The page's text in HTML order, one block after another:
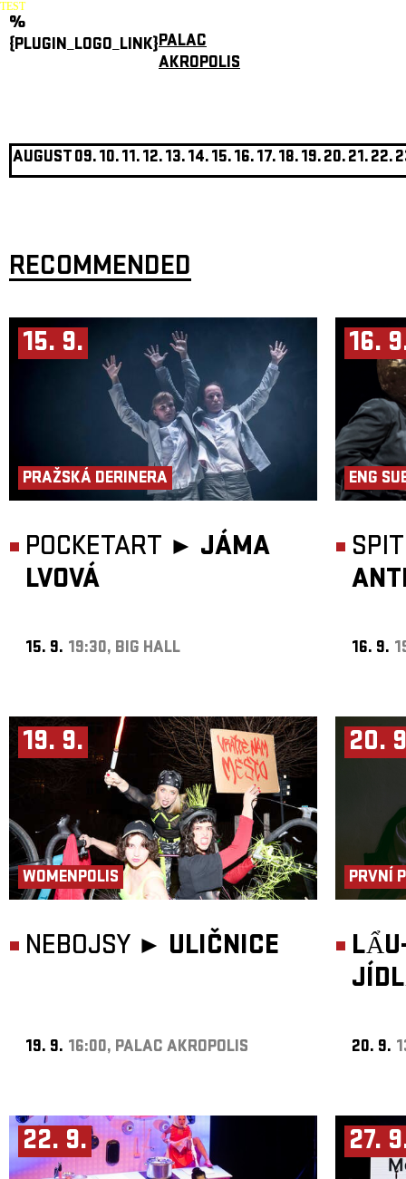
TEST
%
{PLUGIN_LOGO_LINK}PALAC
AKROPOLIS
AUGUST09.10.11.12.13.14.15.16.17.18.19.20.21.22.
RECOMMENDED
15. 9.
PRAŽSKÁ DERINERA
POCKETART ► JÁMA
LVOVÁ
15. 9. 19:30, BIG HALL
16.
ENG
16. 9.
19. 9.
WOMENPOLIS
NEBOJSY ► ULIČNICE
19. 9. 16:00, PALAC AKROPOLIS
20.
PRVNÍ
20. 9.
22. 9. 27.